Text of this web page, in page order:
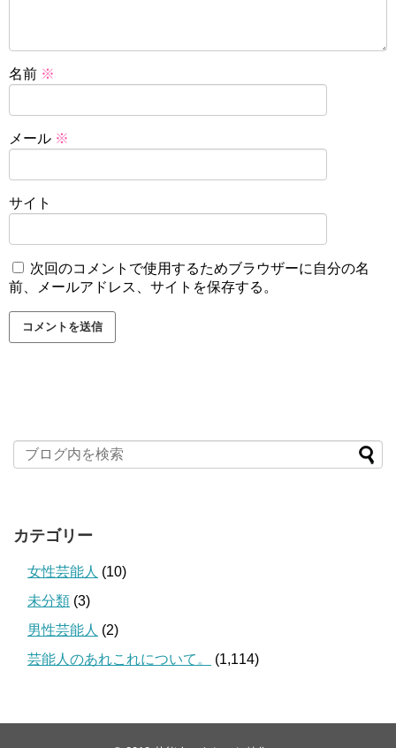
名前 ※
メール ※
サイト
次回のコメントで使用するためブラウザーに自分の名
前、メールアドレス、サイトを保存する。
カテゴリー
女性芸能人 (10)
未分類 (3)
男性芸能人 (2)
芸能人のあれこれについて。
(1,114)